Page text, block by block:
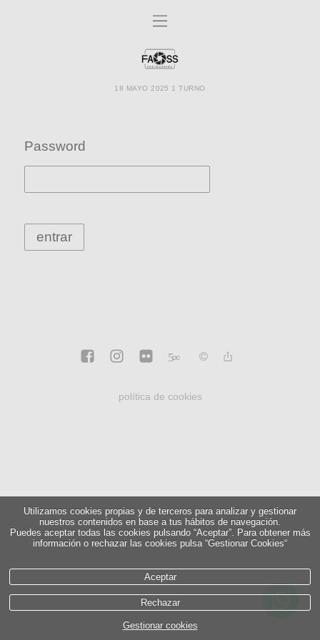
18 MAYO 2025 1 TURNO
Password
5∞
política de cookies
Utilizamos cookies propias y de terceros para analizar y gestionar
nuestros contenidos en base a tus hábitos de navegación.
Puedes aceptar todas las cookies pulsando “Aceptar”. Para obtener más
información o rechazar las cookies pulsa “Gestionar Cookies“
Aceptar
Rechazar
Gestionar cookies